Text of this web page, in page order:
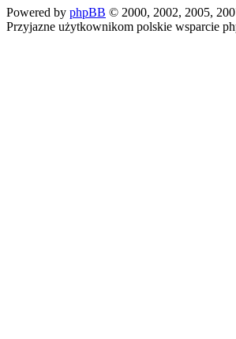
Powered by phpBB © 2000, 2002, 2005,
Przyjazne użytkownikom polskie wsparcie